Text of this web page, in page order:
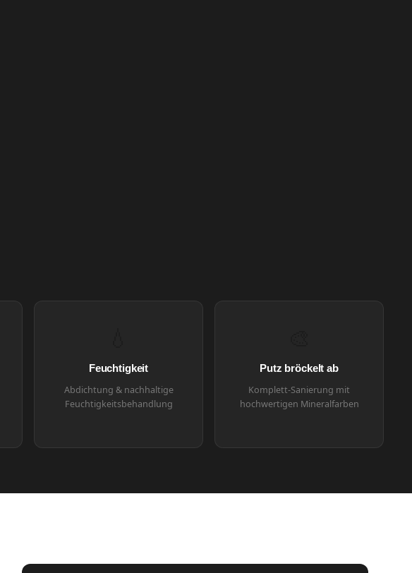
Feuchtigkeit
Abdichtung & nachhaltige
Feuchtigkeitsbehandlung
Putz bröckelt ab
Komplett-Sanierung mit
hochwertigen Mineralfarben